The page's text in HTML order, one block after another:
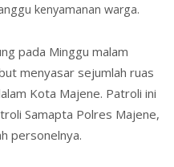
kenyamanan warga.
pada Minggu malam
menyasar sejumlah ruas
Kota Majene. Patroli ini
Samapta Polres Majene,
personelnya.